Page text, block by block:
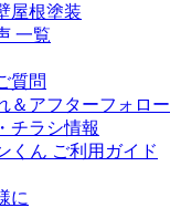
屋根塗装
一覧
質問
＆アフターフォロー
チラシ情報
くん ご利用ガイド
に